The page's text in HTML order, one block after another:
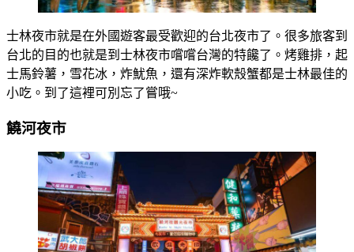
士林夜市就是在外國遊客最受歡迎的台北夜市了。很多旅客到
台北的目的也就是到士林夜市嚐嚐台灣的特饞了。烤雞排，起
士馬鈴薯，雪花冰，炸魷魚，還有深炸軟殼蟹都是士林最佳的
小吃。到了這裡可別忘了嘗哦~
饒河夜市